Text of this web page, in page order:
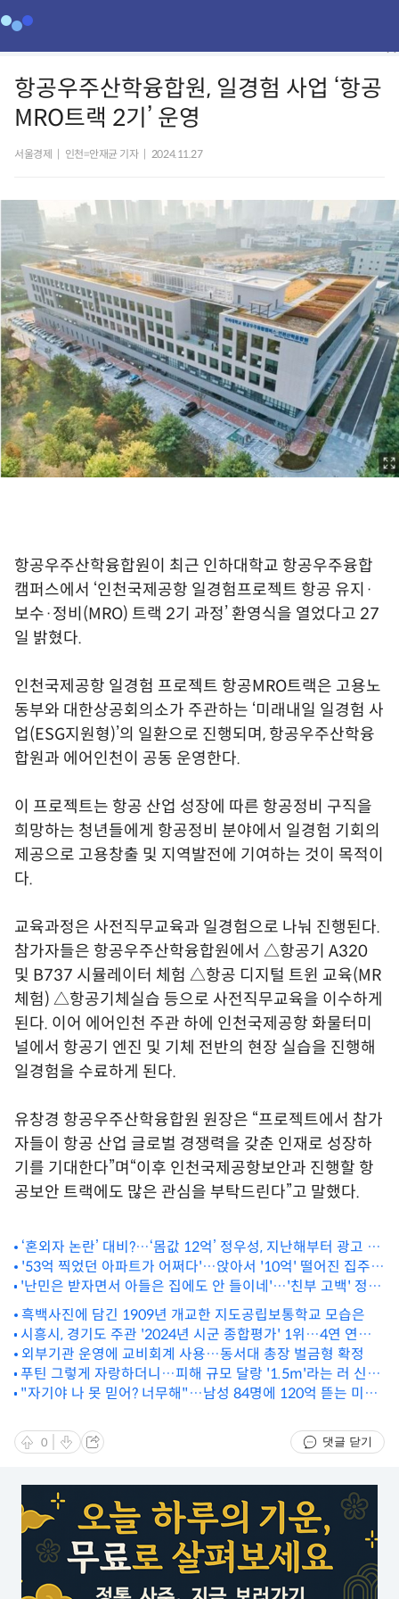
항공우주산학융합원, 일경험 사업 ‘항공
MRO트랙 2기’ 운영
서울경제 인천=안재균 기자 2024.11.27
항공우주산학융합원이 최근 인하대학교 항공우주융합
캠퍼스에서 ‘인천국제공항 일경험프로젝트 항공 유지·
보수·정비(MRO) 트랙 2기 과정’ 환영식을 열었다고 27
일 밝혔다.
인천국제공항 일경험 프로젝트 항공MRO트랙은 고용노
동부와 대한상공회의소가 주관하는 ‘미래내일 일경험 사
업(ESG지원형)’의 일환으로 진행되며, 항공우주산학융
합원과 에어인천이 공동 운영한다.
이 프로젝트는 항공 산업 성장에 따른 항공정비 구직을
희망하는 청년들에게 항공정비 분야에서 일경험 기회의
제공으로 고용창출 및 지역발전에 기여하는 것이 목적이
다.
교육과정은 사전직무교육과 일경험으로 나눠 진행된다.
참가자들은 항공우주산학융합원에서 △항공기 A320
및 B737 시뮬레이터 체험 △항공 디지털 트윈 교육(MR
체험) △항공기체실습 등으로 사전직무교육을 이수하게
된다. 이어 에어인천 주관 하에 인천국제공항 화물터미
널에서 항공기 엔진 및 기체 전반의 현장 실습을 진행해
일경험을 수료하게 된다.
유창경 항공우주산학융합원 원장은 “프로젝트에서 참가
자들이 항공 산업 글로벌 경쟁력을 갖춘 인재로 성장하
기를 기대한다”며“이후 인천국제공항보안과 진행할 항
공보안 트랙에도 많은 관심을 부탁드린다”고 말했다.
‘혼외자 논란’ 대비?…‘몸값 12억’ 정우성, 지난해부터 광고 계
약 ‘0건’
'53억 찍었던 아파트가 어쩌다'…앉아서 '10억' 떨어진 집주인
들 '비명'
'난민은 받자면서 아들은 집에도 안 들이네'…'친부 고백' 정우
성 저격한 정유라
흑백사진에 담긴 1909년 개교한 지도공립보통학교 모습은
시흥시, 경기도 주관 '2024년 시군 종합평가' 1위…4연 연속
최우수 달성
외부기관 운영에 교비회계 사용…동서대 총장 벌금형 확정
푸틴 그렇게 자랑하더니…피해 규모 달랑 '1.5m'라는 러 신형
미사일, 왜?
"자기야 나 못 믿어? 너무해"…남성 84명에 120억 뜯는 미모
0 댓글 닫기